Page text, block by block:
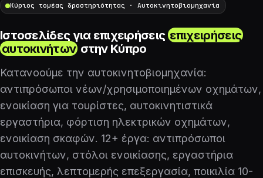
Κύριος τομέας δραστηριότητας · Αυτοκινητοβιομηχανία
Ιστοσελίδες για επιχειρήσεις επιχειρήσεις
αυτοκινήτων στην Κύπρο
Κατανοούμε την αυτοκινητοβιομηχανία:
αντιπρόσωποι νέων/χρησιμοποιημένων οχημάτων,
ενοικίαση για τουρίστες, αυτοκινητιστικά
εργαστήρια, φόρτιση ηλεκτρικών οχημάτων,
ενοικίαση σκαφών. 12+ έργα: αντιπρόσωποι
αυτοκινήτων, στόλοι ενοικίασης, εργαστήρια
επισκευής, λεπτομερής επεξεργασία, ποικιλία 10-